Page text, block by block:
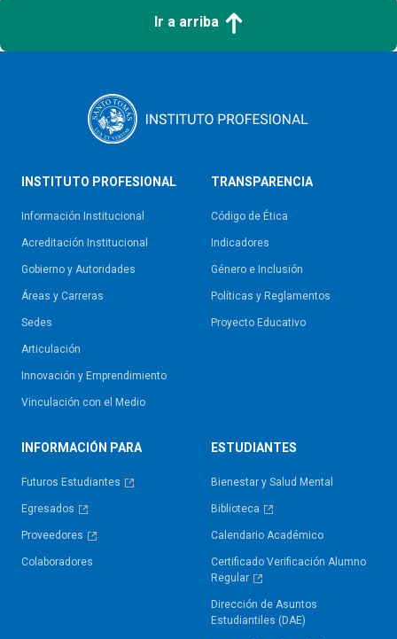
Ir a arriba
INSTITUTO PROFESIONAL
Información Institucional
Acreditación Institucional
Gobierno y Autoridades​
Áreas y Carreras
Sedes
Articulación
Innovación y Emprendimiento
Vinculación con el Medio
TRANSPARENCIA
Código de Ética
Indicadores
Género e Inclusión
Políticas y Reglamentos​
Proyecto Educativo
INFORMACIÓN PARA
Futuros Estudiantes
Egresados
Proveedores
Colaboradores
ESTUDIANTES
Bienestar y Salud Mental
Biblioteca
Calendario Académico
Certificado Verificación Alumno
Regular
Dirección de Asuntos
Estudiantiles (DAE)